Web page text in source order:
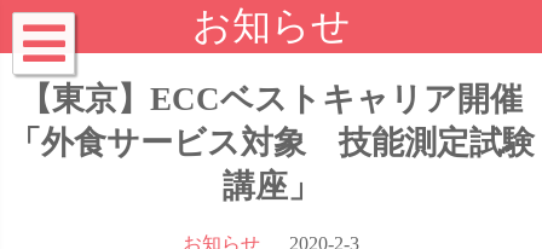
お知らせ
【東京】ECCベストキャリア開催
「外食サービス対象 技能測定試験
講座」
お知らせ 2020-2-3